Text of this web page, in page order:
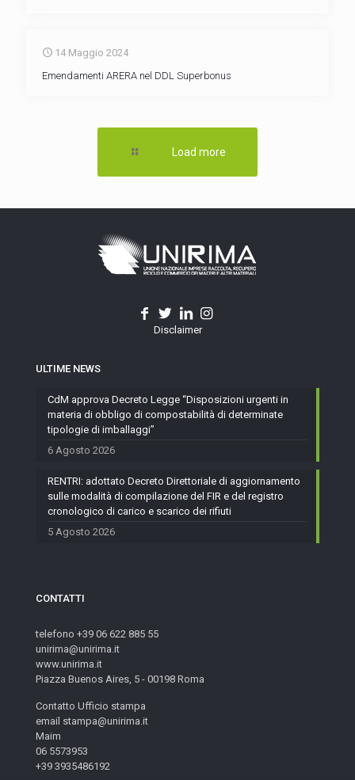
14 Maggio 2024
Emendamenti ARERA nel DDL Superbonus
Load more
Disclaimer
ULTIME NEWS
CdM approva Decreto Legge “Disposizioni urgenti in
materia di obbligo di compostabilità di determinate
tipologie di imballaggi”
6 Agosto 2026
RENTRI: adottato Decreto Direttoriale di aggiornamento
sulle modalità di compilazione del FIR e del registro
cronologico di carico e scarico dei rifiuti
5 Agosto 2026
CONTATTI
telefono +39 06 622 885 55
unirima@unirima.it
www.unirima.it
Piazza Buenos Aires, 5 - 00198 Roma
Contatto Ufficio stampa
email stampa@unirima.it
Maim
06 5573953
+39 3935486192